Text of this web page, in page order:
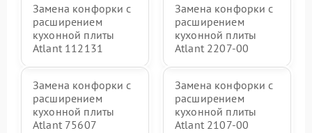
Замена конфорки с
расширением
кухонной плиты
Atlant 112131
Замена конфорки с
расширением
кухонной плиты
Atlant 2207-00
Замена конфорки с
расширением
кухонной плиты
Atlant 75607
Замена конфорки с
расширением
кухонной плиты
Atlant 2107-00